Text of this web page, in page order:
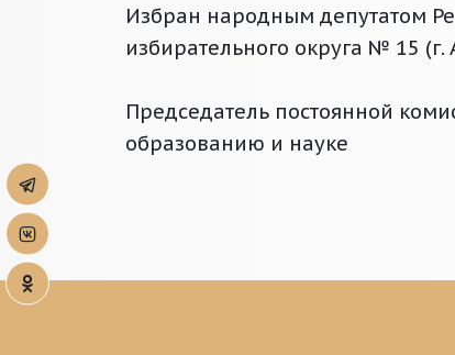
Избран народным депутатом
избирательного округа № 15 (г.
Председатель постоянной
образованию и науке